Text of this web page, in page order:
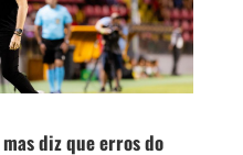
diz que erros do